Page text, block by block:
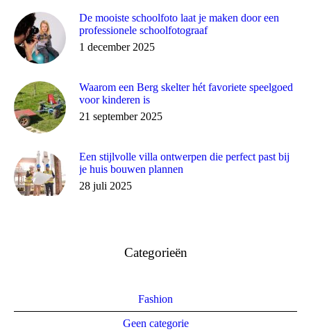
De mooiste schoolfoto laat je maken door een
professionele schoolfotograaf
1 december 2025
Waarom een Berg skelter hét favoriete speelgoed
voor kinderen is
21 september 2025
Een stijlvolle villa ontwerpen die perfect past bij
je huis bouwen plannen
28 juli 2025
Categorieën
Fashion
Geen categorie